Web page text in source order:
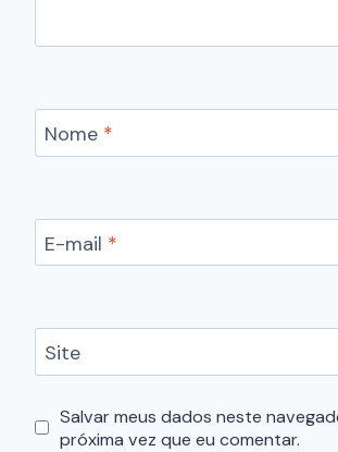
Nome *
E-mail *
Site
Salvar meus dados neste
próxima vez que eu comentar.